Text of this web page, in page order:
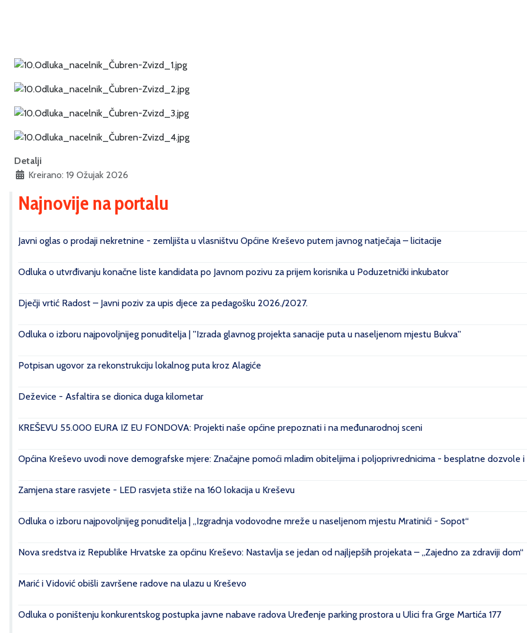
Detalji
Kreirano: 19 Ožujak 2026
Najnovije na portalu
Javni oglas o prodaji nekretnine - zemljišta u vlasništvu Općine Kreševo putem javnog natječaja – licitacije
Odluka o utvrđivanju konačne liste kandidata po Javnom pozivu za prijem korisnika u Poduzetnički inkubator
Dječji vrtić Radost – Javni poziv za upis djece za pedagošku 2026./2027.
Odluka o izboru najpovoljnijeg ponuditelja | ''Izrada glavnog projekta sanacije puta u naseljenom mjestu Bukva''
Potpisan ugovor za rekonstrukciju lokalnog puta kroz Alagiće
Deževice - Asfaltira se dionica duga kilometar
KREŠEVU 55.000 EURA IZ EU FONDOVA: Projekti naše općine prepoznati i na međunarodnoj sceni
Općina Kreševo uvodi nove demografske mjere: Značajne pomoći mladim obiteljima i poljoprivrednicima - besplatne dozvole
Zamjena stare rasvjete - LED rasvjeta stiže na 160 lokacija u Kreševu
Odluka o izboru najpovoljnijeg ponuditelja | „Izgradnja vodovodne mreže u naseljenom mjestu Mratinići - Sopot“
Nova sredstva iz Republike Hrvatske za općinu Kreševo: Nastavlja se jedan od najljepših projekata – „Zajedno za zdraviji dom“
Marić i Vidović obišli završene radove na ulazu u Kreševo
Odluka o poništenju konkurentskog postupka javne nabave radova Uređenje parking prostora u Ulici fra Grge Martića 177